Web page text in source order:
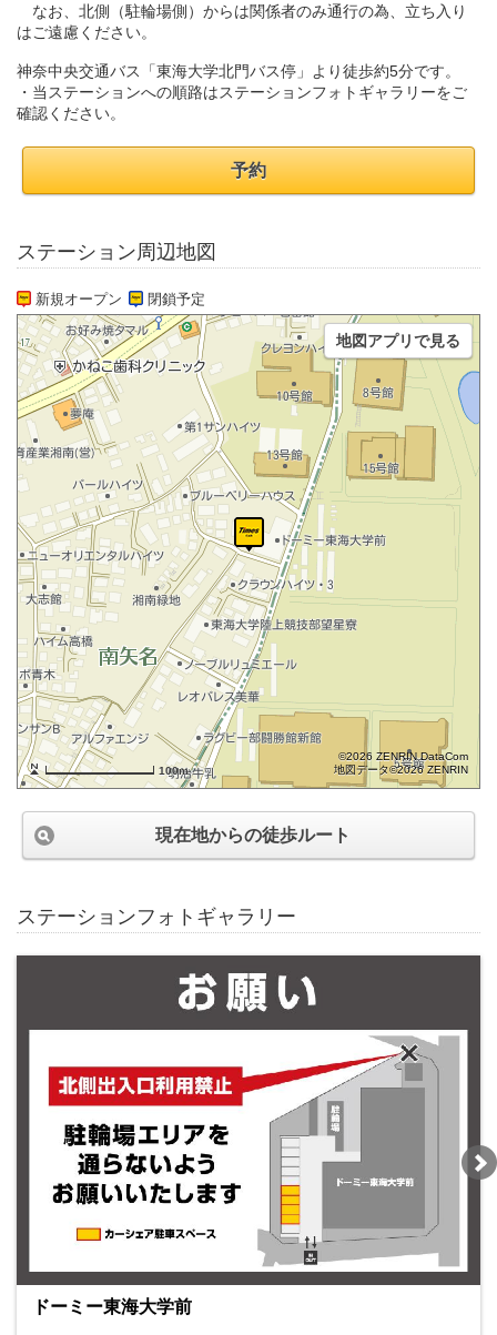
なお、北側（駐輪場側）からは関係者のみ通行の為、立ち入り
はご遠慮ください。
神奈中央交通バス「東海大学北門バス停」より徒歩約5分です。
・当ステーションへの順路はステーションフォトギャラリーをご
確認ください。
予約
ステーション周辺地図
新規オープン 閉鎖予定
100m
©2026 ZENRIN DataCom
地図データ©2026 ZENRIN
地図アプリで見る
現在地からの徒歩ルート
ステーションフォトギャラリー
ドーミー東海大学前